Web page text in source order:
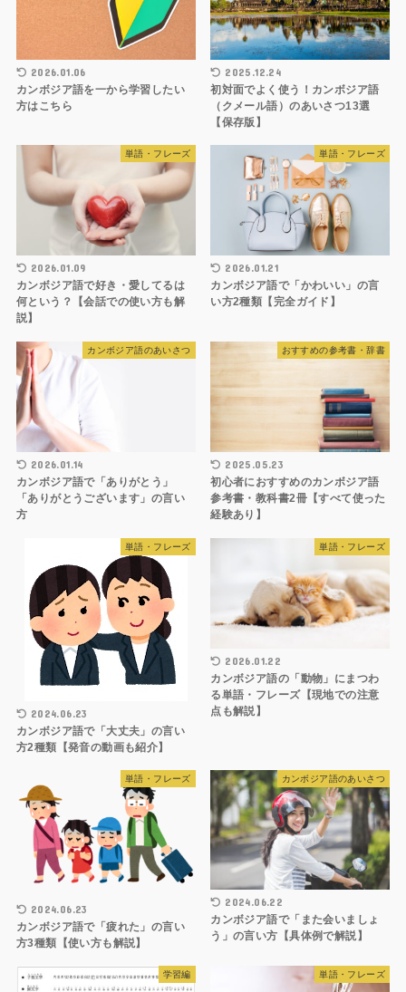
2026.01.06
カンボジア語を一から学習したい
方はこちら
2025.12.24
初対面でよく使う！カンボジア語
（クメール語）のあいさつ13選
【保存版】
単語・フレーズ
2026.01.09
カンボジア語で好き・愛してるは
何という？【会話での使い方も解
説】
単語・フレーズ
2026.01.21
カンボジア語で「かわいい」の言
い方2種類【完全ガイド】
カンボジア語のあいさつ
2026.01.14
カンボジア語で「ありがとう」
「ありがとうございます」の言い
方
おすすめの参考書・辞書
2025.05.23
初心者におすすめのカンボジア語
参考書・教科書2冊【すべて使った
経験あり】
単語・フレーズ
2024.06.23
カンボジア語で「大丈夫」の言い
方2種類【発音の動画も紹介】
単語・フレーズ
2026.01.22
カンボジア語の「動物」にまつわ
る単語・フレーズ【現地での注意
点も解説】
単語・フレーズ
2024.06.23
カンボジア語で「疲れた」の言い
方3種類【使い方も解説】
カンボジア語のあいさつ
2024.06.22
カンボジア語で「また会いましょ
う」の言い方【具体例で解説】
学習編 単語・フレーズ